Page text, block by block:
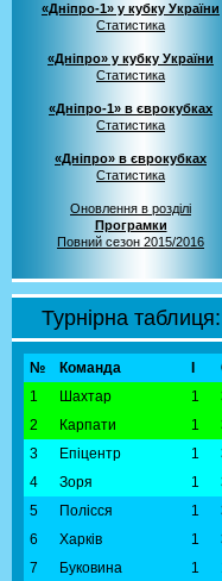
«Дніпро-1» у кубку України
Статистика
«Дніпро» у кубку України
Статистика
«Дніпро-1» в єврокубках
Статистика
«Дніпро» в єврокубках
Статистика
Оновлення в розділі
Програмки
Повний сезон 2015/2016
Турнірна таблиця:
№ Команда
1
Шахтар 1
2
Карпати 1
3
Епіцентр 1
4
Зоря 1
5
Полісся 1
6
Харків 1
7
Буковина 1